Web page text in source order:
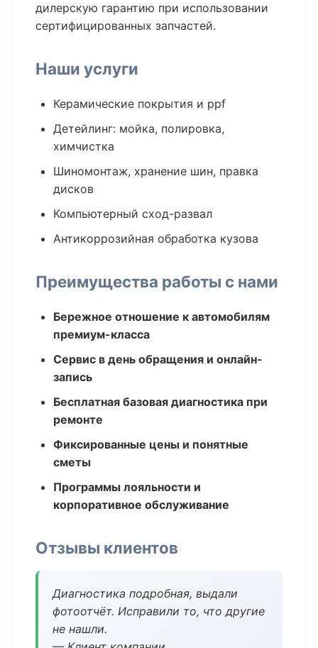
дилерскую гарантию при использовании
сертифицированных запчастей.
Наши услуги
Керамические покрытия и ppf
Детейлинг: мойка, полировка,
химчистка
Шиномонтаж, хранение шин, правка
дисков
Компьютерный сход-развал
Антикоррозийная обработка кузова
Преимущества работы с нами
Бережное отношение к автомобилям
премиум-класса
Сервис в день обращения и онлайн-
запись
Бесплатная базовая диагностика при
ремонте
Фиксированные цены и понятные
сметы
Программы лояльности и
корпоративное обслуживание
Отзывы клиентов
Диагностика подробная, выдали
фотоотчёт. Исправили то, что другие
не нашли.